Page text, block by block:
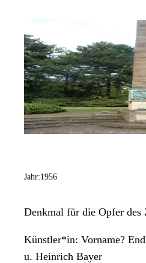
Jahr:1956
Denkmal für die Opfer des
Künstler*in: Vorname?
u. Heinrich Bayer